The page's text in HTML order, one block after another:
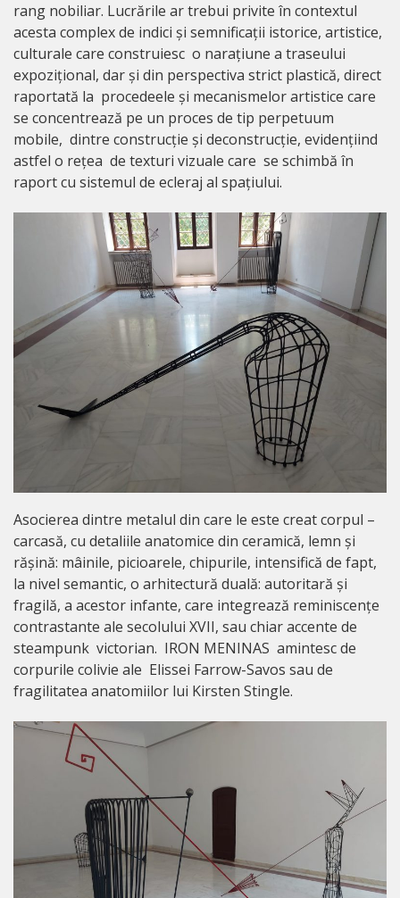
rang nobiliar. Lucrările ar trebui privite în contextul
acesta complex de indici și semnificații istorice, artistice,
culturale care construiesc o narațiune a traseului
expozițional, dar și din perspectiva strict plastică, direct
raportată la procedeele și mecanismelor artistice care
se concentrează pe un proces de tip perpetuum
mobile, dintre construcție și deconstrucție, evidențiind
astfel o rețea de texturi vizuale care se schimbă în
raport cu sistemul de ecleraj al spațiului.
Asocierea dintre metalul din care le este creat corpul –
carcasă, cu detaliile anatomice din ceramică, lemn și
rășină: mâinile, picioarele, chipurile, intensifică de fapt,
la nivel semantic, o arhitectură duală: autoritară și
fragilă, a acestor infante, care integrează reminiscențe
contrastante ale secolului XVII, sau chiar accente de
steampunk victorian. IRON MENINAS amintesc de
corpurile colivie ale Elissei Farrow-Savos sau de
fragilitatea anatomiilor lui Kirsten Stingle.